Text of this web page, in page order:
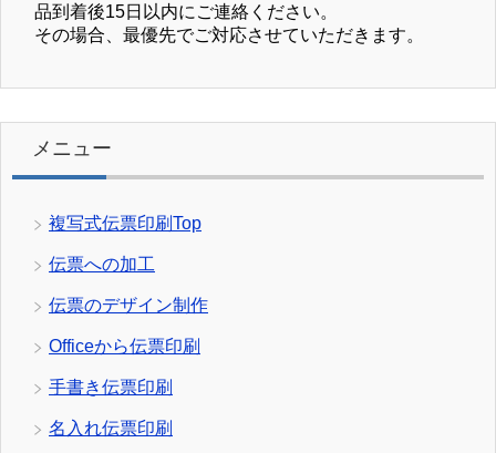
品到着後15日以内にご連絡ください。
その場合、最優先でご対応させていただきます。
メニュー
複写式伝票印刷Top
伝票への加工
伝票のデザイン制作
Officeから伝票印刷
手書き伝票印刷
名入れ伝票印刷